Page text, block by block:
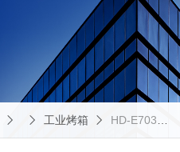
工业烤箱 HD-E703高低温交变试验箱厂家专业制造